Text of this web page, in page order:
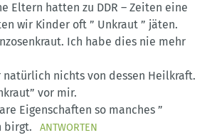
Eltern hatten zu DDR – Zeiten eine
wir Kinder oft ” Unkraut ” jäten.
Ich habe dies nie mehr
natürlich nichts von dessen Heilkraft.
vor mir.
Eigenschaften so manches ”
birgt.
ANTWORTEN